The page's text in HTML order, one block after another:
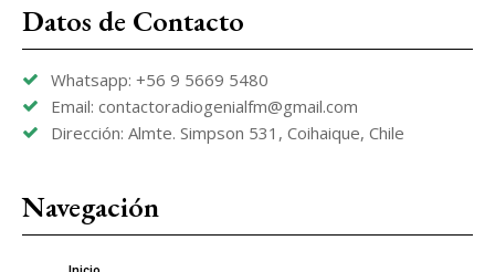
Datos de Contacto
Whatsapp: +56 9 5669 5480
Email: contactoradiogenialfm@gmail.com
Dirección: Almte. Simpson 531, Coihaique, Chile
Navegación